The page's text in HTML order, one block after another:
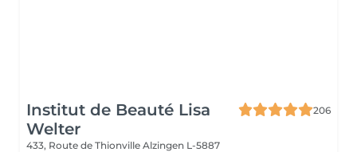
Institut de Beauté Lisa
Welter
206
433, Route de Thionville Alzingen L-5887